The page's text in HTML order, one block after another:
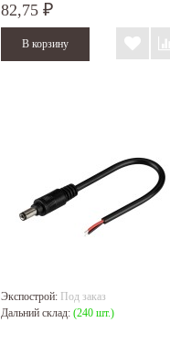
82,75 ₽
Экспострой: Под заказ
Дальний склад: (240 шт.)